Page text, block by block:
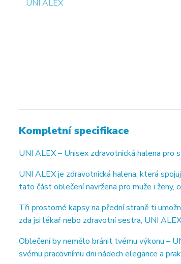
Kompletní specifikace
UNI ALEX – Unisex zdravotnická halena pro
UNI ALEX je zdravotnická halena, která
tato část oblečení navržena pro muže i ženy,
Tři prostorné kapsy na přední straně ti
zda jsi lékař nebo zdravotní sestra, UNI
Oblečení by nemělo bránit tvému výkonu –
svému pracovnímu dni nádech elegance a